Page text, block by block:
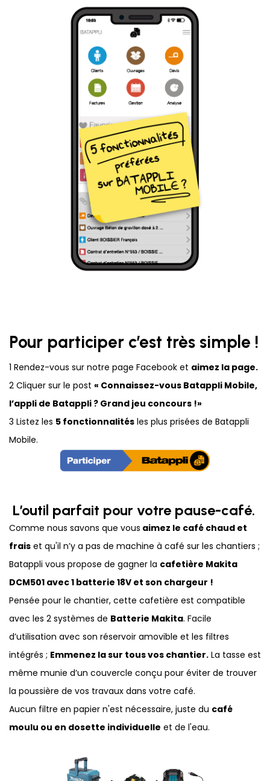
Pour participer c’est très simple !
1 Rendez-vous sur notre page Facebook et aimez la page.
2 Cliquer sur le post « Connaissez-vous Batappli Mobile,
l’appli de Batappli ? Grand jeu concours !»
3 Listez les 5 fonctionnalités les plus prisées de Batappli
Mobile.
L’outil parfait pour votre pause-café.
Comme nous savons que vous aimez le café chaud et
frais et qu'il n’y a pas de machine à café sur les chantiers ;
Batappli vous propose de gagner la cafetière Makita
DCM501 avec 1 batterie 18V et son chargeur !
Pensée pour le chantier, cette cafetière est compatible
avec les 2 systèmes de Batterie Makita. Facile
d’utilisation avec son réservoir amovible et les filtres
intégrés ; Emmenez la sur tous vos chantier. La tasse est
même munie d’un couvercle conçu pour éviter de trouver
la poussière de vos travaux dans votre café.
Aucun filtre en papier n'est nécessaire, juste du café
moulu ou en dosette individuelle et de l'eau.